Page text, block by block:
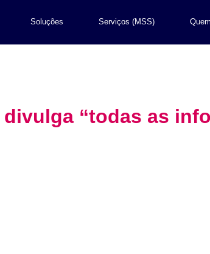
Soluções Serviços (MSS)
“todas as